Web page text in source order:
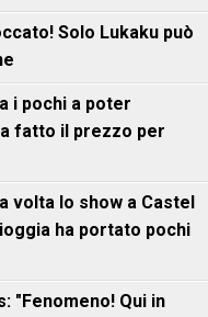
Solo Lukaku può
i pochi a poter
fatto il prezzo per
volta lo show a Castel
ha portato pochi
"Fenomeno! Qui in